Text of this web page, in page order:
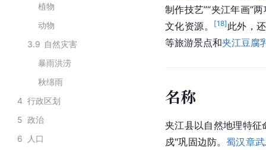
植物
动物
3.9 自然灾害
暴雨洪涝
秋绵雨
4 行政区划
5 政治
6
人口
制作技艺”“夹江年画”
文化资源。
[18] 此外，
等旅游景点和夹江豆腐
名称
夹江县以自然地理特征
戍"巩固边防。蜀汉章武